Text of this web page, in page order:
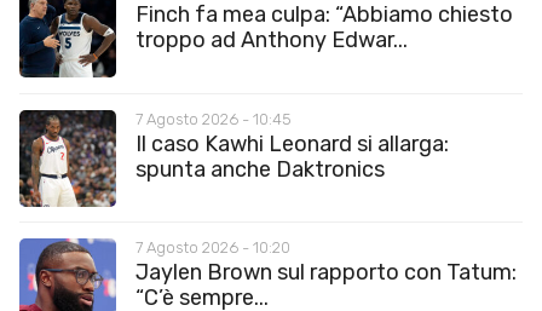
Finch fa mea culpa: “Abbiamo chiesto
troppo ad Anthony Edwar...
7 Agosto 2026 - 10:45
Il caso Kawhi Leonard si allarga:
spunta anche Daktronics
7 Agosto 2026 - 10:20
Jaylen Brown sul rapporto con Tatum:
“C’è sempre...